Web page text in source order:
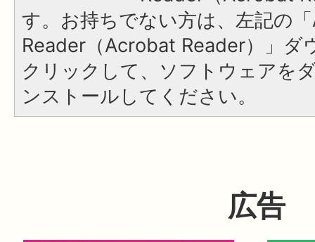
す。お持ちでない方は、左記の
Reader（Acrobat Reader）」ダ
クリックして、ソフトウェアを
ンストールしてください。
広告